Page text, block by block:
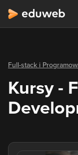
Full-stack i
Kursy -